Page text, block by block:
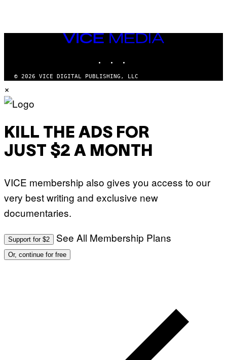
VICE
MEDIA
© 2026 VICE DIGITAL PUBLISHING, LLC
×
KILL THE ADS FOR
JUST $2 A MONTH
VICE membership also gives you access to our
very best writing and exclusive new
documentaries.
Support for $2 See All Membership Plans
Or, continue for free